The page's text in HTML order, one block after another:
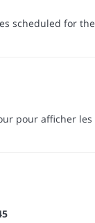
scheduled for the
pour afficher les